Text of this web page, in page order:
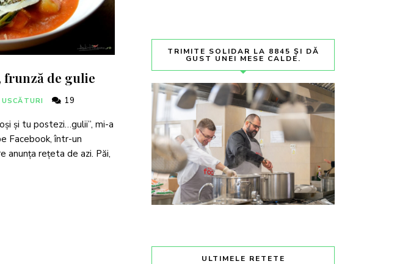
frunză de gulie
USCĂTURI 19
și tu postezi…gulii”, mi-a
Facebook, într-un
anunța rețeta de azi. Păi,
TRIMITE SOLIDAR LA 8845 ȘI DĂ
GUST UNEI MESE CALDE.
ULTIMELE RETETE